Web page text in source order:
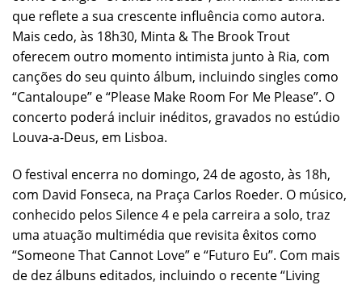
que reflete a sua crescente influência como autora.
Mais cedo, às 18h30, Minta & The Brook Trout
oferecem outro momento intimista junto à Ria, com
canções do seu quinto álbum, incluindo singles como
“Cantaloupe” e “Please Make Room For Me Please”. O
concerto poderá incluir inéditos, gravados no estúdio
Louva-a-Deus, em Lisboa.
O festival encerra no domingo, 24 de agosto, às 18h,
com David Fonseca, na Praça Carlos Roeder. O músico,
conhecido pelos Silence 4 e pela carreira a solo, traz
uma atuação multimédia que revisita êxitos como
“Someone That Cannot Love” e “Futuro Eu”. Com mais
de dez álbuns editados, incluindo o recente “Living